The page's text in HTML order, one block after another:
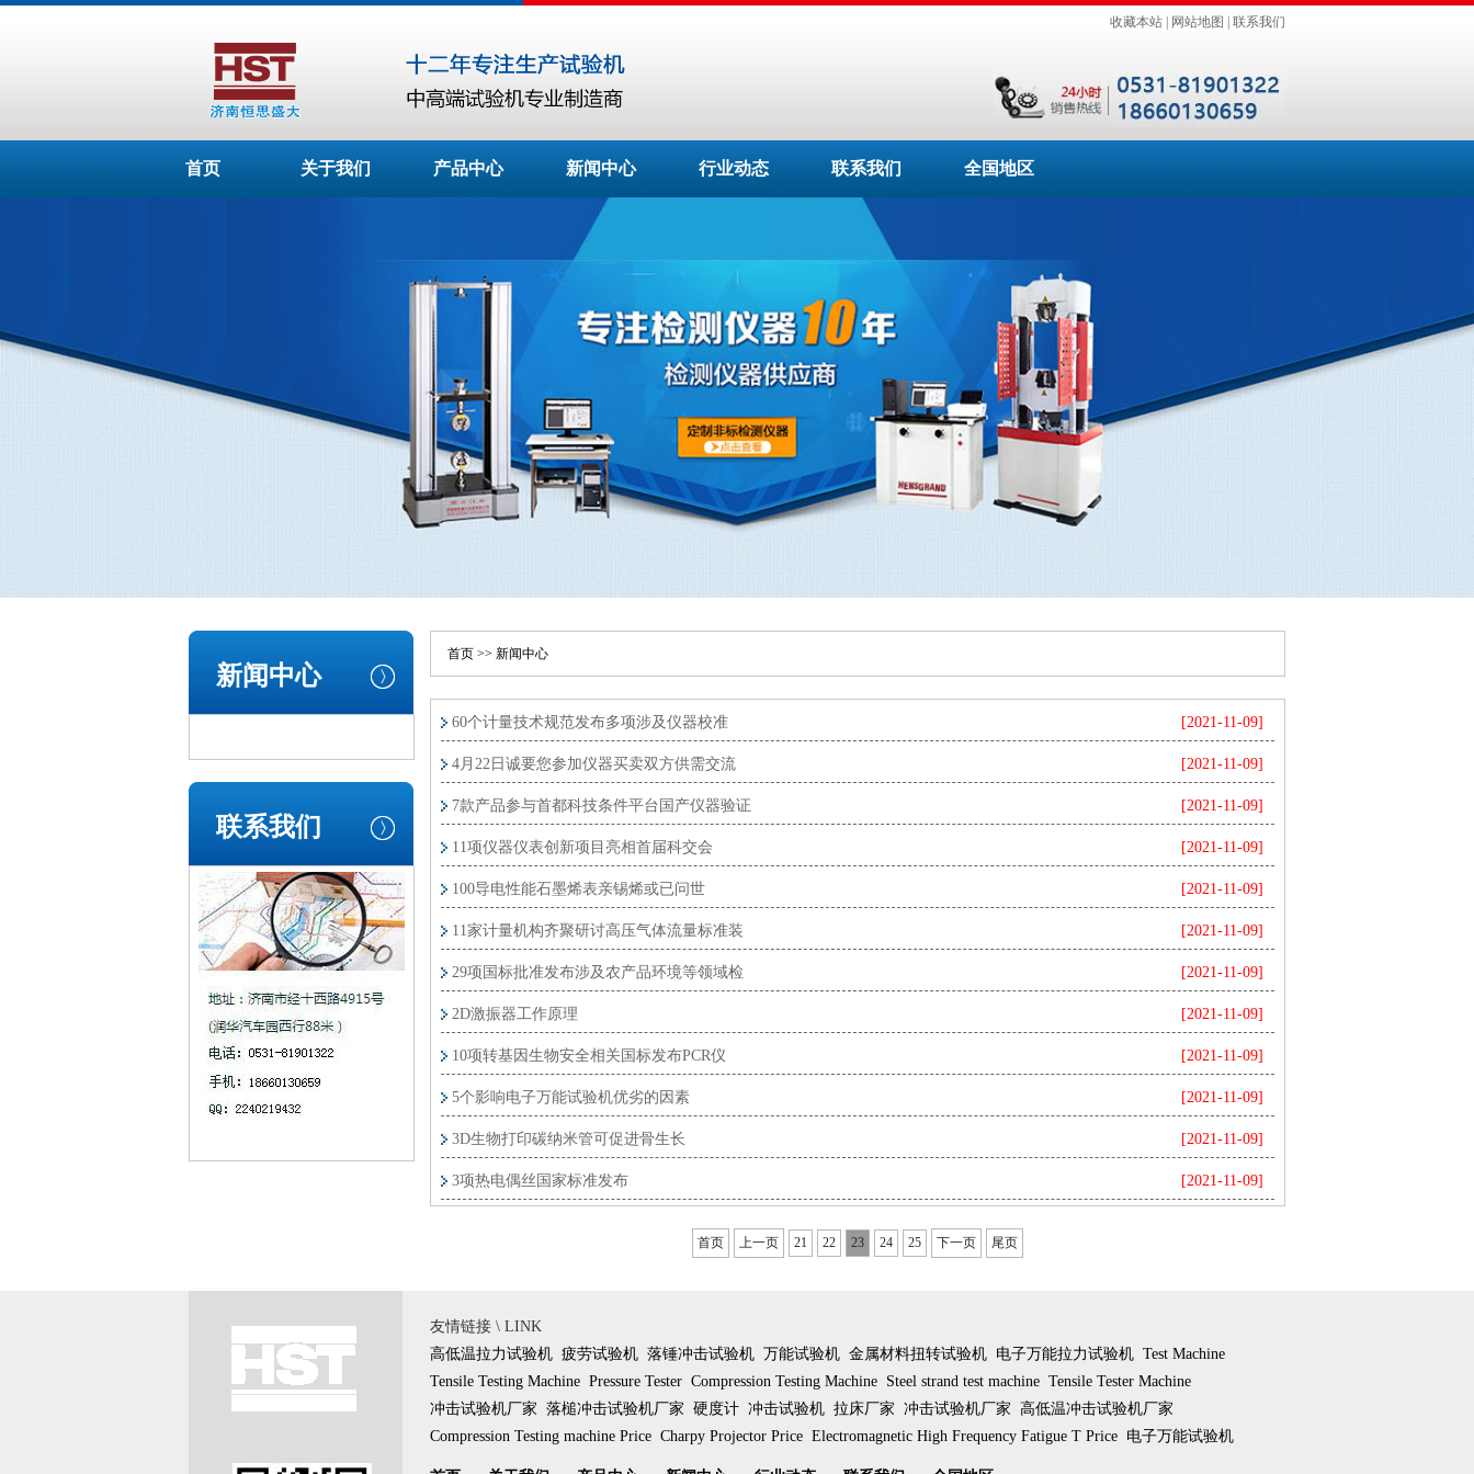
收藏本站 网站地图 联系我们
首页 关于我们 产品中心 新闻中心 行业动态 联系我们 全国地区
新闻中心
联系我们
首页 >> 新闻中心
[2021-11-09]
60个计量技术规范发布多项涉及仪器校准
[2021-11-09]
4月22日诚要您参加仪器买卖双方供需交流
[2021-11-09]
7款产品参与首都科技条件平台国产仪器验证
[2021-11-09]
11项仪器仪表创新项目亮相首届科交会
[2021-11-09]
100导电性能石墨烯表亲锡烯或已问世
[2021-11-09]
11家计量机构齐聚研讨高压气体流量标准装
[2021-11-09]
29项国标批准发布涉及农产品环境等领域检
[2021-11-09]
2D激振器工作原理
[2021-11-09]
10项转基因生物安全相关国标发布PCR仪
[2021-11-09]
5个影响电子万能试验机优劣的因素
[2021-11-09]
3D生物打印碳纳米管可促进骨生长
[2021-11-09]
3项热电偶丝国家标准发布
首页 上一页 21 22 23 24 25 下一页 尾页
友情链接 \ LINK
高低温拉力试验机 疲劳试验机 落锤冲击试验机 万能试验机 金属材料扭转试验机 电子万能拉力试验机 Test Machine
Tensile Testing Machine Pressure Tester Compression Testing Machine Steel strand test machine Tensile Tester Machine
冲击试验机厂家 落槌冲击试验机厂家 硬度计 冲击试验机 拉床厂家 冲击试验机厂家 高低温冲击试验机厂家
Compression Testing machine Price Charpy Projector Price Electromagnetic High Frequency Fatigue T Price 电子万能试验机